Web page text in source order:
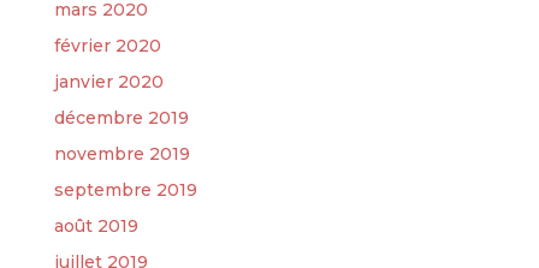
mars 2020
février 2020
janvier 2020
décembre 2019
novembre 2019
septembre 2019
août 2019
juillet 2019